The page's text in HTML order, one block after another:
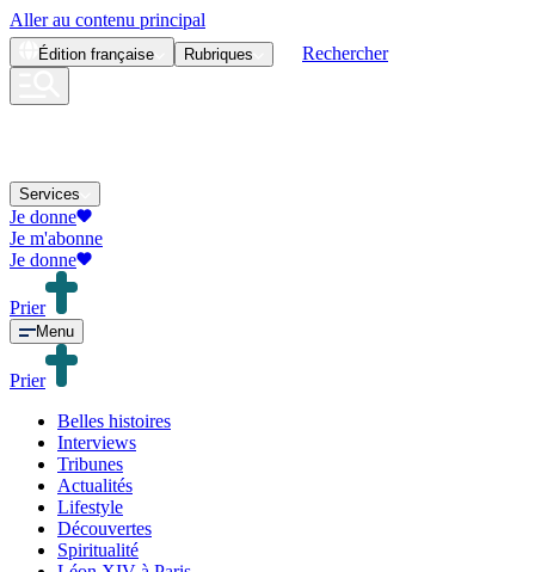
Aller au contenu principal
Édition française Rubriques Rechercher
Services
Je donne
Je m'abonne
Je donne
Prier
Menu
Prier
Belles histoires
Interviews
Tribunes
Actualités
Lifestyle
Découvertes
Spiritualité